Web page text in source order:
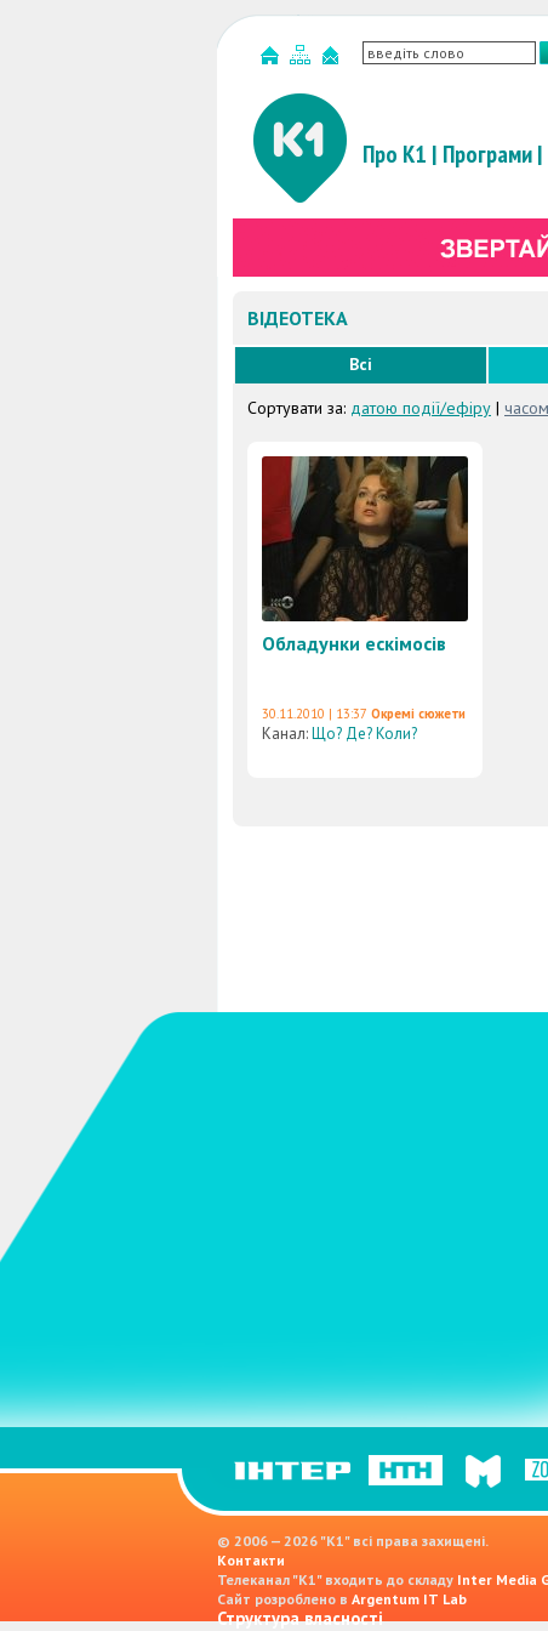
Про К1 | Програми|
ВІДЕОТЕКА
Всі
Сортувати за: датою події/ефіру |
Обладунки ескімосів
30.11.2010 | 13:37 Окремі сюжети
Канал:Що? Де? Коли?
© 2006 — 2026 "K1" всі права захищені.
Контакти
Телеканал "К1" входить до складу Inter Media
Сайт розроблено в Argentum IT Lab
Структура власності